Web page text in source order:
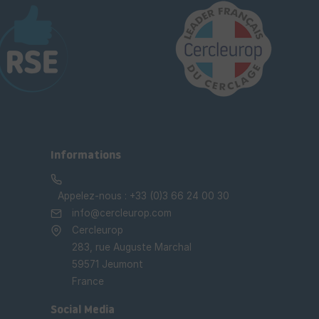
Informations
Appelez-nous : +33 (0)3 66 24 00 30
info@cercleurop.com
Cercleurop
283, rue Auguste Marchal
59571 Jeumont
France
Social Media